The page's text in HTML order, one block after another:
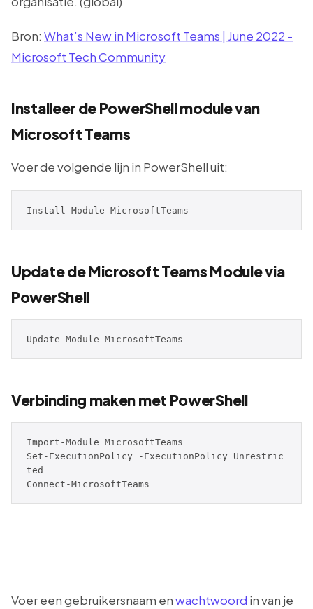
Bron: What’s New in Microsoft Teams | June 2022 -
Microsoft Tech Community
Installeer de PowerShell module van
Microsoft Teams
Voer de volgende lijn in PowerShell uit:
Install-Module MicrosoftTeams
Update de Microsoft Teams Module via
PowerShell
Update-Module MicrosoftTeams
Verbinding maken met PowerShell
Import-Module MicrosoftTeams
Set-ExecutionPolicy -ExecutionPolicy Unrestric
ted
Connect-MicrosoftTeams
Voer een gebruikersnaam enwachtwoord in van je